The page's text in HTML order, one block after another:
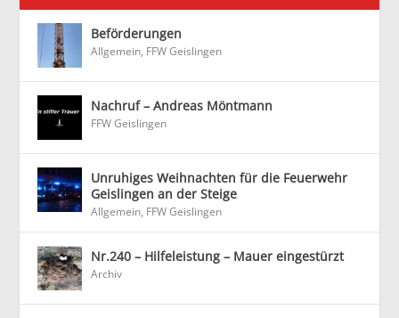
Beförderungen
Allgemein, FFW Geislingen
Nachruf – Andreas Möntmann
FFW Geislingen
Unruhiges Weihnachten für die Feuerwehr
Geislingen an der Steige
Allgemein, FFW Geislingen
Nr.240 – Hilfeleistung – Mauer eingestürzt
Archiv